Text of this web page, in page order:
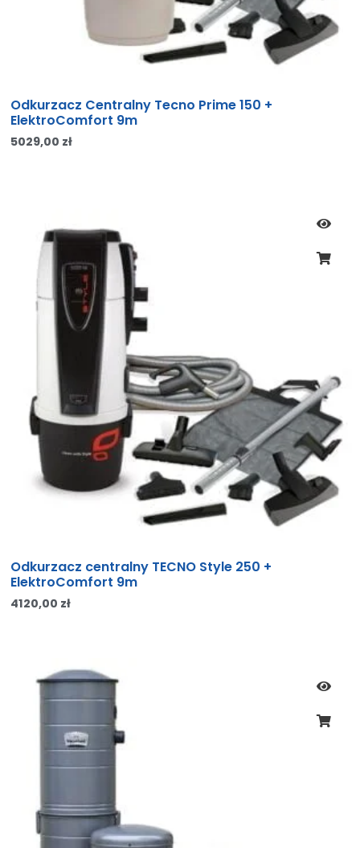
Odkurzacz Centralny Tecno Prime 150 +
ElektroComfort 9m
5029,00 zł
Odkurzacz centralny TECNO Style 250 +
ElektroComfort 9m
4120,00 zł